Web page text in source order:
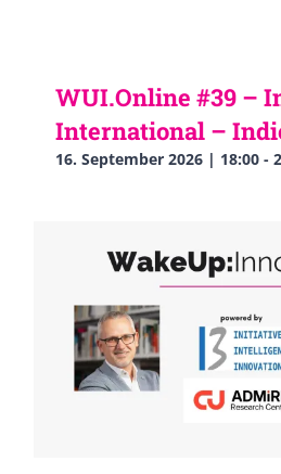
WUI.Online #39 –
International –
16. September 2026 | 18:00 -